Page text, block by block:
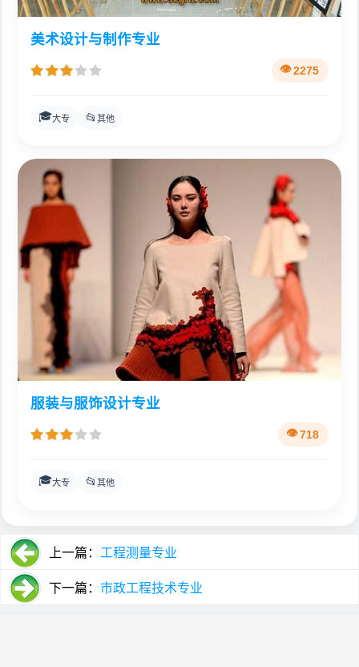
美术设计与制作专业
2275
🎓大专 📂 其他
服装与服饰设计专业
718
🎓大专 📂 其他
上一篇： 工程测量专业
下一篇： 市政工程技术专业